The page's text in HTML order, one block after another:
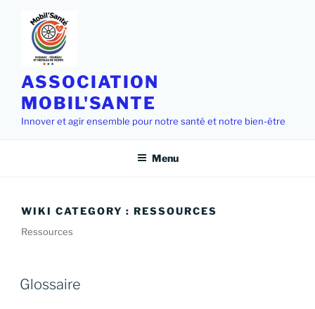
contenu
principal
ASSOCIATION
MOBIL'SANTE
Innover et agir ensemble pour notre santé et notre bien-être
Menu
WIKI CATEGORY :RESSOURCES
Ressources
Glossaire